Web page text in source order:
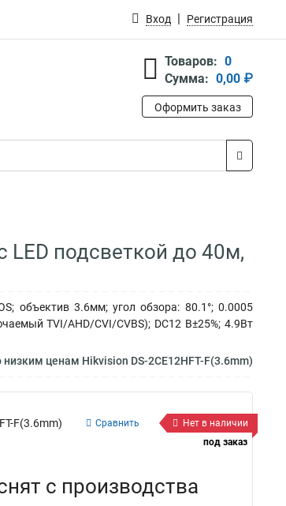
Вход Регистрация
Товаров: 0
Сумма: 0,00 ₽
Оформить заказ
LED подсветкой до 40м,
объектив 3.6мм; угол обзора: 80.1°; 0.0005
TVI/AHD/CVI/CVBS); DC12 В±25%; 4.9Вт
низким ценам Hikvision DS-2CE12HFT-F(3.6mm)
F(3.6mm) Сравнить
Нет в наличии
под заказ
с производства